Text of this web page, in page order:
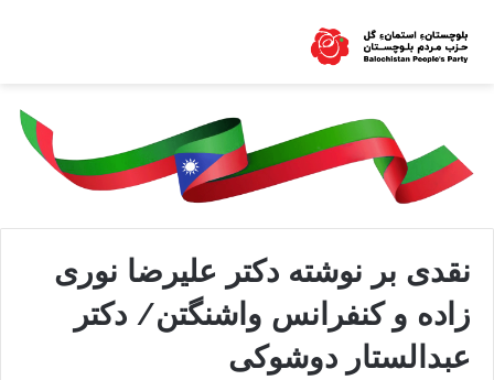
نقدی بر نوشته دکتر علیرضا نوری
زاده و کنفرانس واشنگتن/ دکتر
عبدالستار دوشوکی